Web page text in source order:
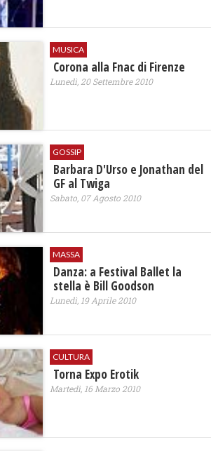
MUSICA
Corona alla Fnac di Firenze
Lunedì, 20 Settembre 2010
GOSSIP
Barbara D'Urso e Jonathan del
GF al Twiga
Sabato, 07 Agosto 2010
MASSA
Danza: a Festival Ballet la
stella è Bill Goodson
Lunedì, 19 Aprile 2010
CULTURA
Torna Expo Erotik
Martedì, 16 Marzo 2010